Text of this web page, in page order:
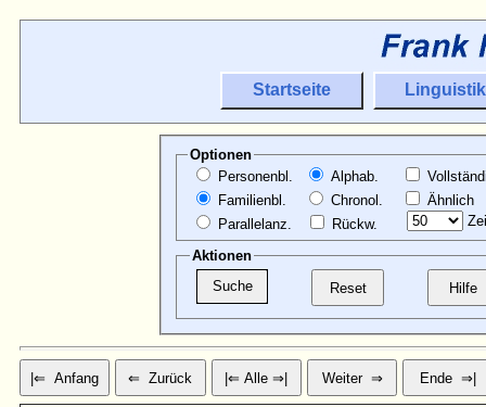
Startseite Linguistik
Optionen
Personenbl.
Familienbl.
Parallelanz.
Alphab.
Chronol.
Rückw.
Ähnlich
Aktionen